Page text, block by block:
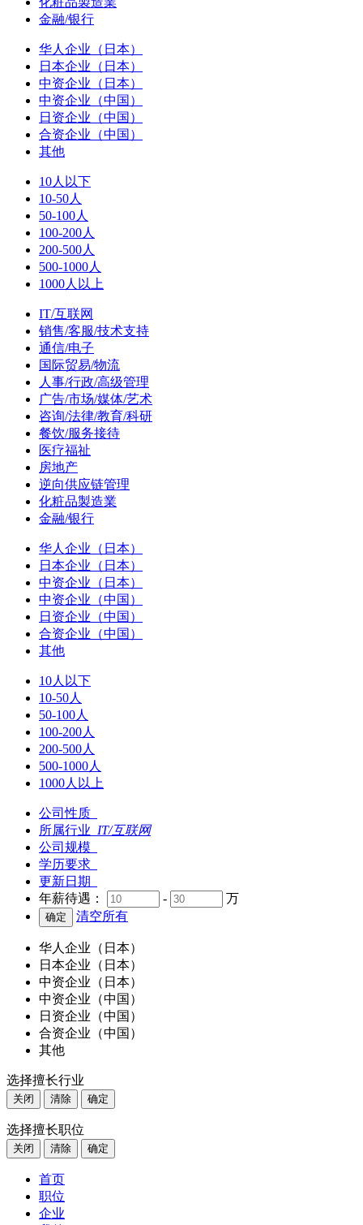
金融/银行
华人企业（日本）
日本企业（日本）
中资企业（日本）
中资企业（中国）
日资企业（中国）
合资企业（中国）
其他
10人以下
10-50人
50-100人
100-200人
200-500人
500-1000人
1000人以上
IT/互联网
销售/客服/技术支持
通信/电子
国际贸易/物流
人事/行政/高级管理
广告/市场/媒体/艺术
咨询/法律/教育/科研
餐饮/服务接待
医疗福祉
房地产
逆向供应链管理
化粧品製造業
金融/银行
华人企业（日本）
日本企业（日本）
中资企业（日本）
中资企业（中国）
日资企业（中国）
合资企业（中国）
其他
10人以下
10-50人
50-100人
100-200人
200-500人
500-1000人
1000人以上
公司性质
所属行业 IT/互联网
公司规模
学历要求
更新日期
年薪待遇：
-
万
清空所有
华人企业（日本）
日本企业（日本）
中资企业（日本）
中资企业（中国）
日资企业（中国）
合资企业（中国）
其他
选择擅长行业
关闭 清除 确定
选择擅长职位
关闭 清除 确定
首页
职位
企业